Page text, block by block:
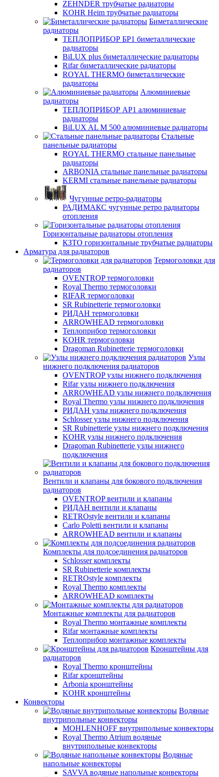
ZEHNDER трубчатые радиаторы
KOHR Heim трубчатые радиаторы
Биметаллические
радиаторы
ТЕПЛОПРИБОР БР1 биметаллические
радиаторы
BiLUX plus биметаллические радиаторы
Rifar биметаллические радиаторы
ROYAL THERMO биметаллические
радиаторы
Алюминиевые
радиаторы
ТЕПЛОПРИБОР АР1 алюминиевые
радиаторы
BiLUX AL M 500 алюминиевые радиаторы
Стальные
панельные радиаторы
ROYAL THERMO стальные панельные
радиаторы
ARBONIA стальные панельные радиаторы
KERMI стальные панельные радиаторы
Чугунные ретро-радиаторы
РАДИМАКС чугунные ретро радиаторы
отопления
Горизонтальные радиаторы отопления
КЗТО горизонтальные трубчатые радиаторы
Арматура для радиаторов
Термоголовки для
радиаторов
OVENTROP термоголовки
Royal Thermo термоголовки
RIFAR термоголовки
SR Rubinetterie термоголовки
РИДАН термоголовки
ARROWHEAD термоголовки
Теплоприбор термоголовки
KOHR термоголовки
Dragoman Rubinetterie термоголовки
Узлы
нижнего подключения радиаторов
OVENTROP узлы нижнего подключения
Rifar узлы нижнего подключения
ARROWHEAD узлы нижнего подключения
Royal Thermo узлы нижнего подключения
РИДАН узлы нижнего подключения
Schlosser узлы нижнего подключения
SR Rubinetterie узлы нижнего подключения
KOHR узлы нижнего подключения
Dragoman Rubinetterie узлы нижнего
подключения
Вентили и клапаны для бокового подключения
радиаторов
OVENTROP вентили и клапаны
РИДАН вентили и клапаны
RETROstyle вентили и клапаны
Carlo Poletti вентили и клапаны
ARROWHEAD вентили и клапаны
Комплекты для подсоединения радиаторов
Schlosser комплекты
SR Rubinetterie комплекты
RETROstyle комплекты
Royal Thermo комплекты
ARROWHEAD комплекты
Монтажные комплекты для радиаторов
Royal Thermo монтажные комплекты
Rifar монтажные комплекты
Теплоприбор монтажные комплекты
Кронштейны для
радиаторов
Royal Thermo кронштейны
Rifar кронштейны
Arbonia кронштейны
KOHR кронштейны
Конвекторы
Водяные
внутрипольные конвекторы
MOHLENHOFF внутрипольные конвекторы
Royal Thermo Atrium водяные
внутрипольные конвекторы
Водяные
напольные конвекторы
SAVVA водяные напольные конвекторы